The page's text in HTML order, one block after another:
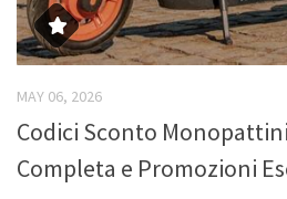
MAY 06, 2026
Codici Sconto
Completa e Promozioni